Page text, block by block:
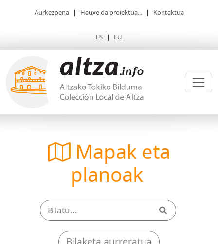
Aurkezpena | Hauxe da proiektua... | Kontaktua
ES | EU
Mapak eta
planoak